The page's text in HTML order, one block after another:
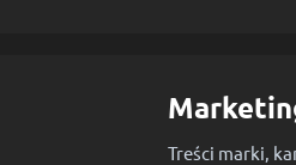
Treści marki,